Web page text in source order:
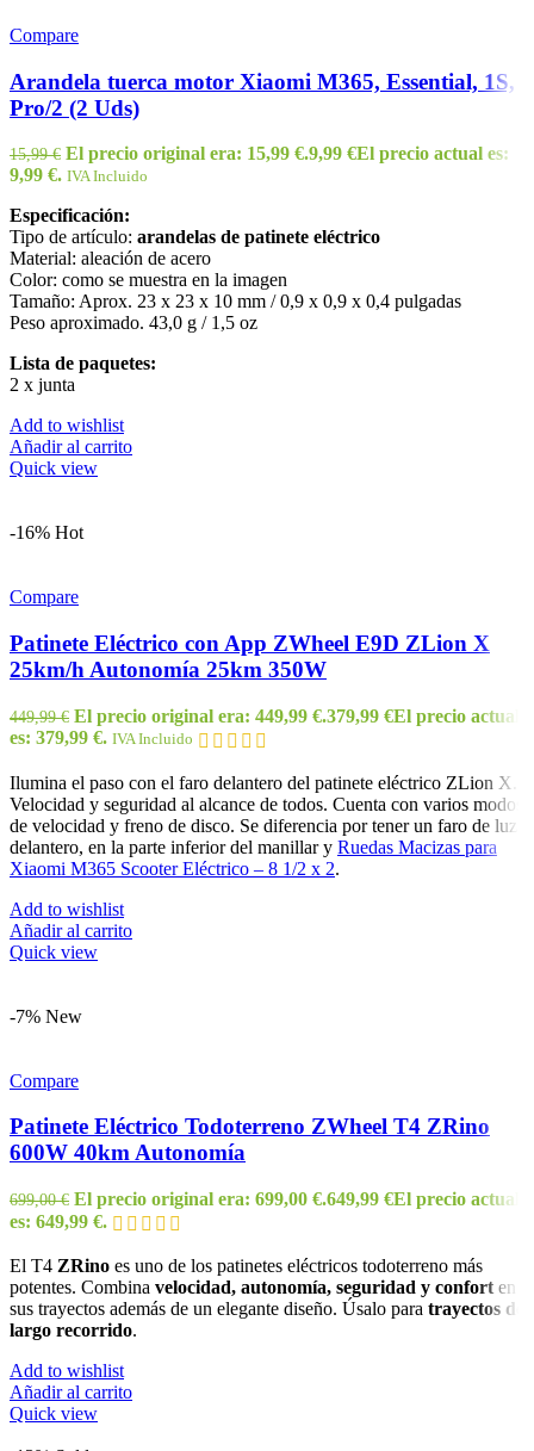
Compare
Arandela tuerca motor Xiaomi M365, Essential, 1S,
Pro/2 (2 Uds)
15,99€ El precio original era: 15,99 €.9,99 €El precio actual es:
9,99 €. IVA Incluido
Especificación:
Tipo de artículo: arandelas de patinete eléctrico
Material: aleación de acero
Color: como se muestra en la imagen
Tamaño: Aprox. 23 x 23 x 10 mm / 0,9 x 0,9 x 0,4 pulgadas
Peso aproximado. 43,0 g / 1,5 oz
Lista de paquetes:
2 x junta
Add to wishlist
Añadir al carrito
Quick view
-16% Hot
Compare
Patinete Eléctrico con App ZWheel E9D ZLion X
25km/h Autonomía 25km 350W
449,99€ El precio original era: 449,99 €.379,99 €El precio actual
es: 379,99 €. IVA Incluido
Ilumina el paso con el faro delantero del patinete eléctrico ZLion X.
Velocidad y seguridad al alcance de todos. Cuenta con varios modos
de velocidad y freno de disco. Se diferencia por tener un faro de luz
delantero, en la parte inferior del manillar y Ruedas Macizas para
Xiaomi M365 Scooter Eléctrico – 8 1/2 x 2.
Add to wishlist
Añadir al carrito
Quick view
-7% New
Compare
Patinete Eléctrico Todoterreno ZWheel T4 ZRino
600W 40km Autonomía
699,00€ El precio original era: 699,00 €.649,99 €El precio actual
es: 649,99 €.
El T4 ZRino es uno de los patinetes eléctricos todoterreno más
potentes. Combina velocidad, autonomía, seguridad y confort en
sus trayectos además de un elegante diseño. Úsalo para trayectos de
largo recorrido.
Add to wishlist
Añadir al carrito
Quick view